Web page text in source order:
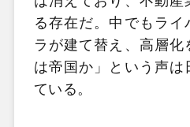
る存在だ。中でもライ
ラが建て替え、高層化
は帝国か」という声は
ている。